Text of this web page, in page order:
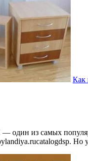
Как
один из самых
Но